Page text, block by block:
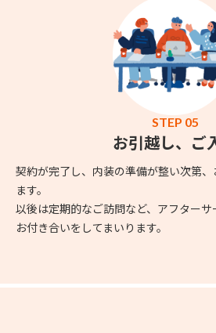
STEP 05
お引越し、ご
契約が完了し、内装の準備が整い次第
ます。
以後は定期的なご訪問など、アフター
お付き合いをしてまいります。